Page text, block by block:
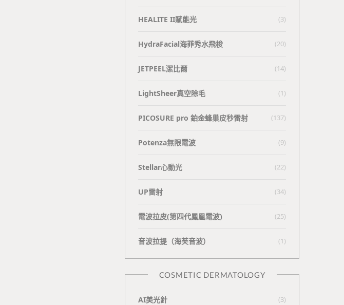
HEALITE II賦能光 (3)
HydraFacial海菲秀水飛梭 (20)
JETPEEL潔比爾 (14)
LightSheer真空除毛 (1)
PICOSURE pro 鉑金蜂巢皮秒雷射 (137)
Potenza無限電波 (9)
Stellar心動光 (22)
UP雷射 (34)
電波拉皮(第四代鳳凰電波) (25)
⾳波拉提（海芙⾳波） (1)
COSMETIC DERMATOLOGY
AI美光針 (3)